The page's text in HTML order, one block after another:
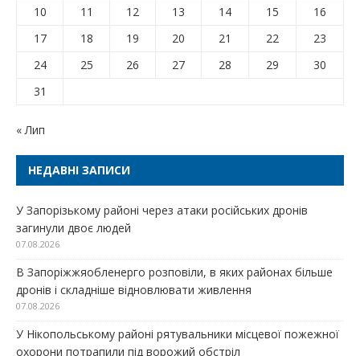
10
11 12 13 14 15
16
17
18 19 20 21 22
23
24
25 26 27 28 29
30
31
« Лип
НЕДАВНІ ЗАПИСИ
У Запорізькому районі через атаки російських дронів
загинули двоє людей
07.08.2026
В Запоріжжяобленерго розповіли, в яких районах більше
дронів і складніше відновлювати живлення
07.08.2026
У Нікопольському районі рятувальники місцевої пожежної
охорони потрапили під ворожий обстріл